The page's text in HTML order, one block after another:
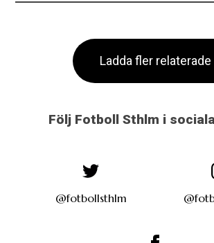
Ladda fler relaterade
Följ Fotboll Sthlm i
@fotbollsthlm